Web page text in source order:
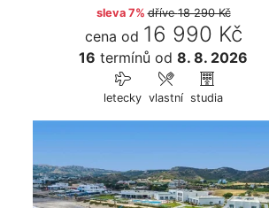
sleva 7% dříve18 290 Kč
cena od 16 990 Kč
16 termínů od 8. 8. 2026
letecky vlastní studia